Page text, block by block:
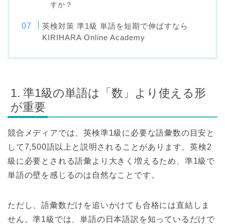
すか？
英検対策 準1級 単語を短期で伸ばすなら
KIRIHARA Online Academy
1. 準1級の単語は「数」より使える形
が重要
競合メディアでは、英検準1級に必要な語彙数の目安と
して7,500語以上と説明されることがあります。英検2
級に必要とされる語彙より大きく増えるため、準1級で
単語の壁を感じるのは自然なことです。
ただし、語彙数だけを追いかけても合格には直結しま
せん。準1級では、単語の日本語訳を知っているだけで